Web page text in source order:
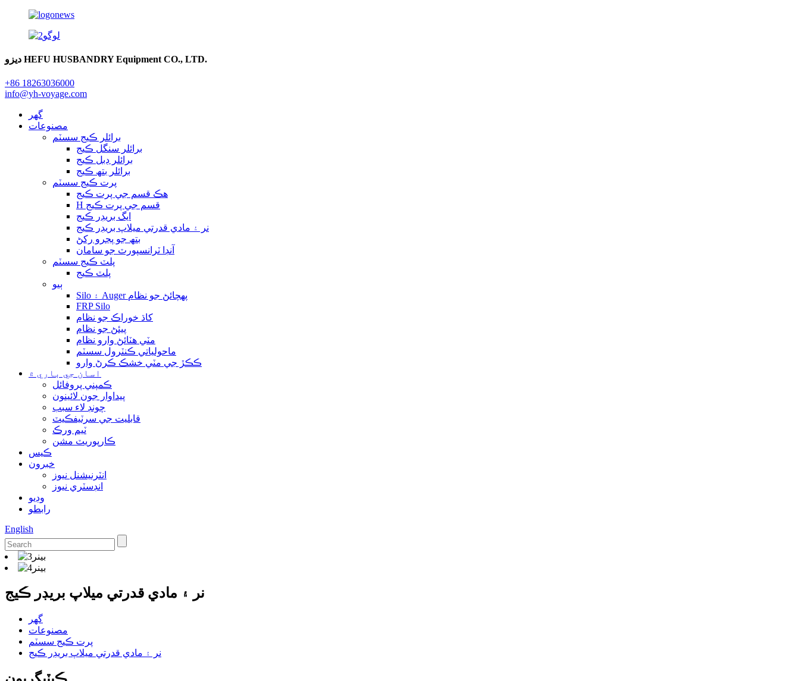
ديزو HEFU HUSBANDRY Equipment CO., LTD.
+86 18263036000
info@yh-voyage.com
گهر
مصنوعات
برائلر ڪيج سسٽم
برائلر سنگل ڪيج
برائلر ڊبل ڪيج
برائلر بتھ ڪيج
پرت ڪيج سسٽم
هڪ قسم جي پرت ڪيج
H قسم جي پرت ڪيج
ايگ بريڊر ڪيج
نر ۽ مادي قدرتي ميلاپ بريڊر ڪيج
بتھ جو پڃرو رکڻ
آنڊا ٽرانسپورٽ جو سامان
پلٽ ڪيج سسٽم
پلٽ ڪيج
ٻيو
Silo ۽ Auger پهچائڻ جو نظام
FRP Silo
کاڌ خوراڪ جو نظام
پيئڻ جو نظام
مٽي هٽائڻ وارو نظام
ماحولياتي ڪنٽرول سسٽم
ڪڪڙ جي مٽي خشڪ ڪرڻ وارو
اسان جي باري ۾
ڪمپني پروفائل
پيداوار جون لائينون
چونڊ لاء سبب
قابليت جي سرٽيفڪيٽ
ٽيم ورڪ
ڪارپوريٽ مشن
ڪيس
خبرون
انٽرنيشنل نيوز
انڊسٽري نيوز
وڊيو
رابطو
English
نر ۽ مادي قدرتي ميلاپ بريڊر ڪيج
گهر
مصنوعات
پرت ڪيج سسٽم
نر ۽ مادي قدرتي ميلاپ بريڊر ڪيج